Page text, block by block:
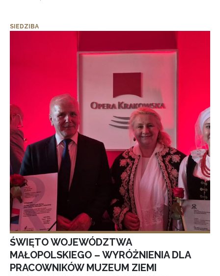
SIEDZIBA
ŚWIĘTO WOJEWÓDZTWA
MAŁOPOLSKIEGO – WYRÓŻNIENIA DLA
PRACOWNIKÓW MUZEUM ZIEMI